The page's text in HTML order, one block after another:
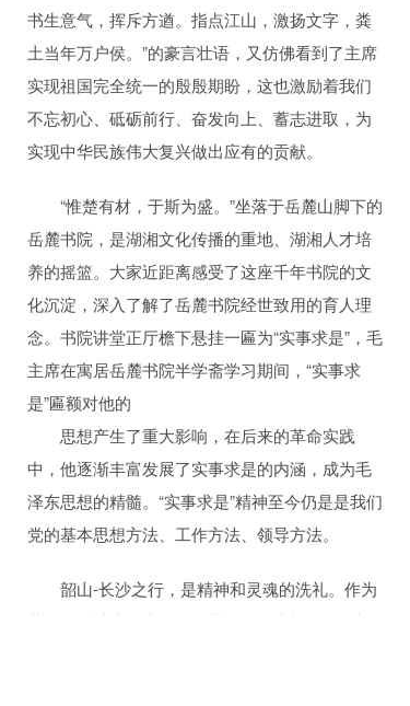
书生意气，挥斥方遒。指点江山，激扬文字，粪
土当年万户侯。”的豪言壮语，又仿佛看到了主席
实现祖国完全统一的殷殷期盼，这也激励着我们
不忘初心、砥砺前行、奋发向上、蓄志进取，为
实现中华民族伟大复兴做出应有的贡献。
“惟楚有材，于斯为盛。”坐落于岳麓山脚下的
岳麓书院，是湖湘文化传播的重地、湖湘人才培
养的摇篮。大家近距离感受了这座千年书院的文
化沉淀，深入了解了岳麓书院经世致用的育人理
念。书院讲堂正厅檐下悬挂一匾为“实事求是”，毛
主席在寓居岳麓书院半学斋学习期间，“实事求
是”匾额对他的
思想产生了重大影响，在后来的革命实践
中，他逐渐丰富发展了实事求是的内涵，成为毛
泽东思想的精髓。“实事求是”精神至今仍是是我们
党的基本思想方法、工作方法、领导方法。
韶山-长沙之行，是精神和灵魂的洗礼。作为
革命的后继者，我们要珍惜今天的幸福，传承韶